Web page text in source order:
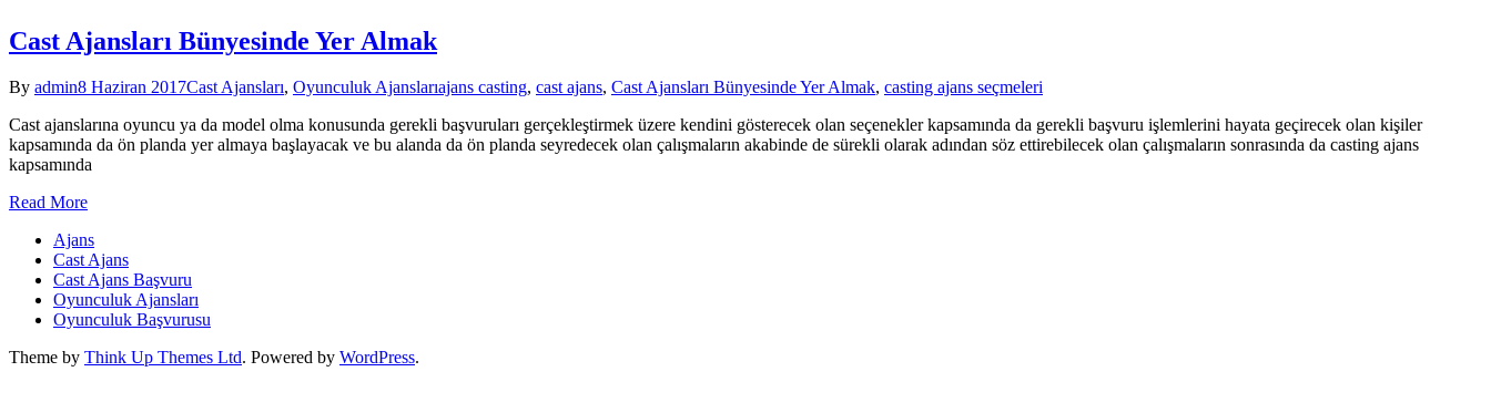
Cast Ajansları Bünyesinde Yer Almak
By admin8 Haziran 2017Cast Ajansları, Oyunculuk Ajanslarıajans casting, cast ajans, Cast Ajansları Bünyesinde Yer Almak, casting ajans seçmeleri
Cast ajanslarına oyuncu ya da model olma konusunda gerekli başvuruları gerçekleştirmek üzere kendini gösterecek olan seçenekler kapsamında da gerekli başvuru işlemlerini hayata geçirecek olan kişiler
kapsamında da ön planda yer almaya başlayacak ve bu alanda da ön planda seyredecek olan çalışmaların akabinde de sürekli olarak adından söz ettirebilecek olan çalışmaların sonrasında da casting ajans
kapsamında
Read More
Ajans
Cast Ajans
Cast Ajans Başvuru
Oyunculuk Ajansları
Oyunculuk Başvurusu
Theme by Think Up Themes Ltd. Powered by WordPress.